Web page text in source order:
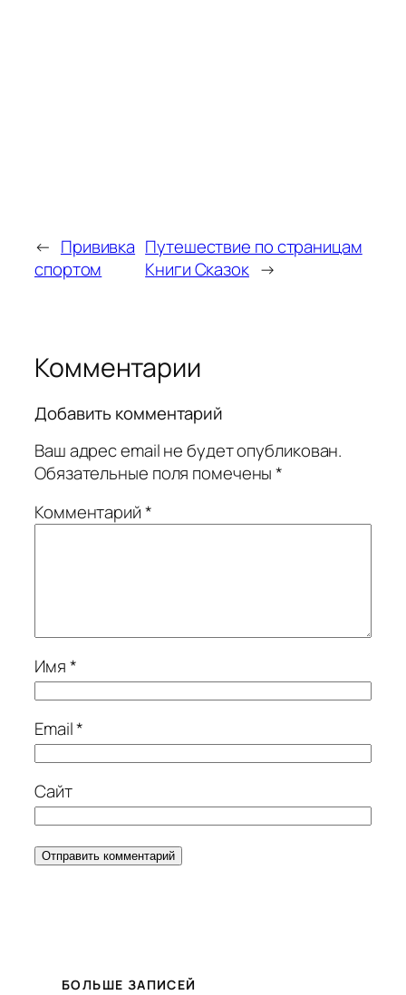
← Прививка
спортом
Путешествие по страницам
Книги Сказок →
Комментарии
Добавить комментарий
Ваш адрес email не будет опубликован.
Обязательные поля помечены*
Комментарий*
Имя*
Email*
Сайт
БОЛЬШЕ ЗАПИСЕЙ